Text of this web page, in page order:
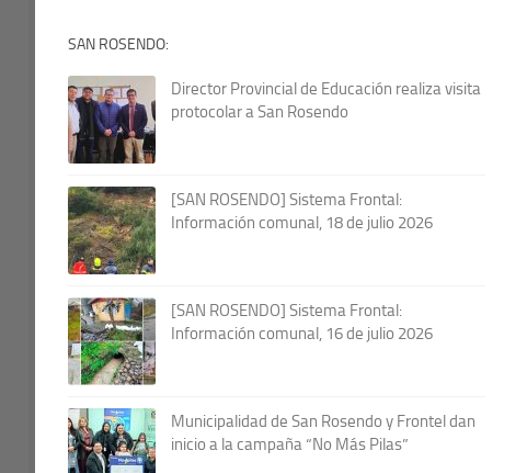
SAN ROSENDO:
Director Provincial de Educación realiza visita
protocolar a San Rosendo
[SAN ROSENDO] Sistema Frontal:
Información comunal, 18 de julio 2026
[SAN ROSENDO] Sistema Frontal:
Información comunal, 16 de julio 2026
Municipalidad de San Rosendo y Frontel dan
inicio a la campaña “No Más Pilas”